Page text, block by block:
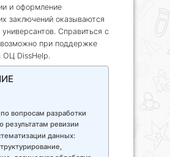
и оформление
заключений оказываются
Справиться с
при поддержке
ОЦ DissHelp.
вопросам разработки
результатам ревизии
данных: